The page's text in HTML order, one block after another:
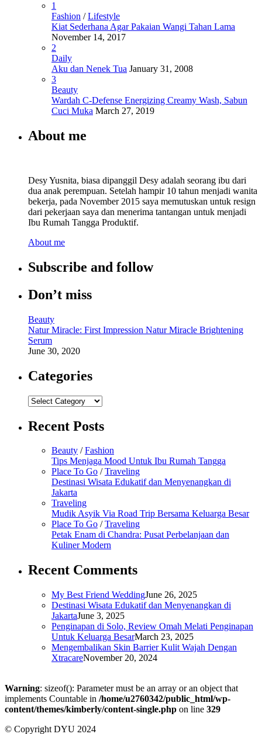
1
Fashion /Lifestyle
Kiat Sederhana Agar Pakaian Wangi Tahan Lama
November 14, 2017
2
Daily
Aku dan Nenek Tua January 31, 2008
3
Beauty
Wardah C-Defense Energizing Creamy Wash, Sabun
Cuci Muka March 27, 2019
About me
Desy Yusnita, biasa dipanggil Desy adalah seorang ibu dari
dua anak perempuan. Setelah hampir 10 tahun menjadi wanita
bekerja, pada November 2015 saya memutuskan untuk resign
dari pekerjaan saya dan menerima tantangan untuk menjadi
Ibu Rumah Tangga Produktif.
About me
Subscribe and follow
Don’t miss
Beauty
Natur Miracle: First Impression Natur Miracle Brightening
Serum
June 30, 2020
Categories
Categories
Recent Posts
Beauty /Fashion
Tips Menjaga Mood Untuk Ibu Rumah Tangga
Place To Go /Traveling
Destinasi Wisata Edukatif dan Menyenangkan di
Jakarta
Traveling
Mudik Asyik Via Road Trip Bersama Keluarga Besar
Place To Go /Traveling
Petak Enam di Chandra: Pusat Perbelanjaan dan
Kuliner Modern
Recent Comments
My Best Friend WeddingJune 26, 2025
Destinasi Wisata Edukatif dan Menyenangkan di
JakartaJune 3, 2025
Penginapan di Solo, Review Omah Melati Penginapan
Untuk Keluarga BesarMarch 23, 2025
Mengembalikan Skin Barrier Kulit Wajah Dengan
XtracareNovember 20, 2024
Warning: sizeof(): Parameter must be an array or an object that
implements Countable in /home/u2760342/public_html/wp-
content/themes/kimberly/content-single.php on line 329
© Copyright DYU 2024